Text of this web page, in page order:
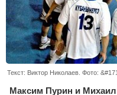
Текст: Виктор Николаев. Фото:
Максим Пурин и Михаил